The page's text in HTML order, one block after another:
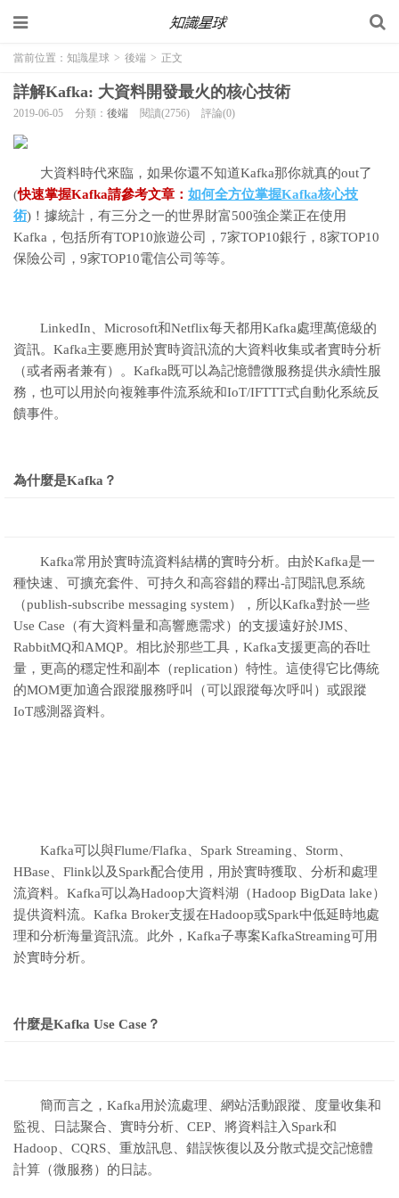
當前位置： 知識星球 > 後端 > 正文
詳解Kafka: 大資料開發最火的核心技術
2019-06-05 分類： 後端 閱讀(2756) 評論(0)
大資料時代來臨，如果你還不知道Kafka那你就真的out了
(快速掌握Kafka請參考文章： 如何全方位掌握Kafka核心技
術)！據統計，有三分之一的世界財富500強企業正在使用
Kafka，包括所有TOP10旅遊公司，7家TOP10銀行，8家TOP10
保險公司，9家TOP10電信公司等等。
LinkedIn、Microsoft和Netflix每天都用Kafka處理萬億級的
資訊。Kafka主要應用於實時資訊流的大資料收集或者實時分析
（或者兩者兼有）。Kafka既可以為記憶體微服務提供永續性服
務，也可以用於向複雜事件流系統和IoT/IFTTT式自動化系統反
饋事件。
為什麼是Kafka？
Kafka常用於實時流資料結構的實時分析。由於Kafka是一
種快速、可擴充套件、可持久和高容錯的釋出-訂閱訊息系統
（publish-subscribe messaging system），所以Kafka對於一些
Use Case（有大資料量和高響應需求）的支援遠好於JMS、
RabbitMQ和AMQP。相比於那些工具，Kafka支援更高的吞吐
量，更高的穩定性和副本（replication）特性。這使得它比傳統
的MOM更加適合跟蹤服務呼叫（可以跟蹤每次呼叫）或跟蹤
IoT感測器資料。
Kafka可以與Flume/Flafka、Spark Streaming、Storm、
HBase、Flink以及Spark配合使用，用於實時獲取、分析和處理
流資料。Kafka可以為Hadoop大資料湖（Hadoop BigData lake）
提供資料流。Kafka Broker支援在Hadoop或Spark中低延時地處
理和分析海量資訊流。此外，Kafka子專案KafkaStreaming可用
於實時分析。
什麼是Kafka Use Case？
簡而言之，Kafka用於流處理、網站活動跟蹤、度量收集和
監視、日誌聚合、實時分析、CEP、將資料註入Spark和
Hadoop、CQRS、重放訊息、錯誤恢復以及分散式提交記憶體
計算（微服務）的日誌。